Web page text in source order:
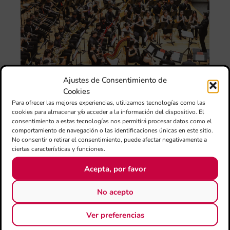
Ajustes de Consentimiento de
Cookies
Para ofrecer las mejores experiencias, utilizamos tecnologías como las
cookies para almacenar y/o acceder a la información del dispositivo. El
consentimiento a estas tecnologías nos permitirá procesar datos como el
comportamiento de navegación o las identificaciones únicas en este sitio.
No consentir o retirar el consentimiento, puede afectar negativamente a
ciertas características y funciones.
Acepta, por favor
No acepto
Ver preferencias
de